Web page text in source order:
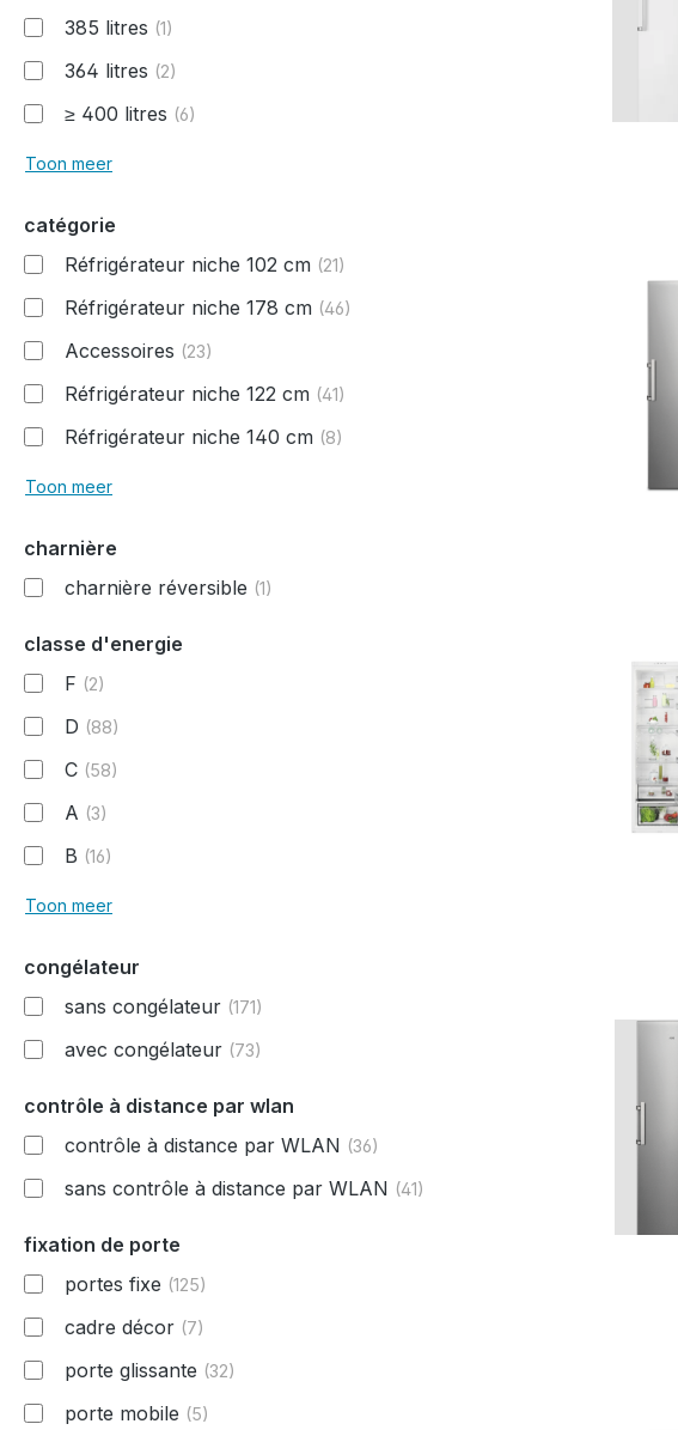
385 litres (1)
364 litres (2)
≥ 400 litres (6)
Toon meer
catégorie
Réfrigérateur niche 102 cm (21)
Réfrigérateur niche 178 cm (46)
Accessoires (23)
Réfrigérateur niche 122 cm (41)
Réfrigérateur niche 140 cm (8)
Toon meer
charnière
charnière réversible (1)
classe d'energie
F (2)
D (88)
C (58)
A (3)
B (16)
Toon meer
congélateur
sans congélateur (171)
avec congélateur (73)
contrôle à distance par wlan
contrôle à distance par WLAN (36)
sans contrôle à distance par WLAN (41)
fixation de porte
portes fixe (125)
cadre décor (7)
porte glissante (32)
porte mobile (5)